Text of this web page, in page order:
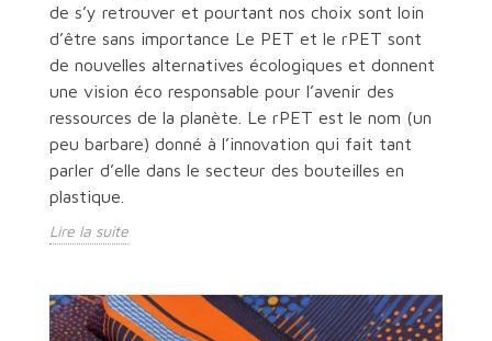
de s’y retrouver et pourtant nos choix sont loin
d’être sans importance Le PET et le rPET sont
de nouvelles alternatives écologiques et donnent
une vision éco responsable pour l’avenir des
ressources de la planète. Le rPET est le nom (un
peu barbare) donné à l’innovation qui fait tant
parler d’elle dans le secteur des bouteilles en
plastique.
Lire la suite